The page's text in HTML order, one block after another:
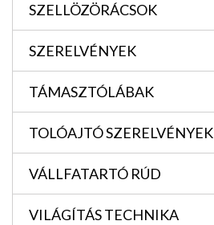
SZELLÖZÖRÁCSOK
SZERELVÉNYEK
TÁMASZTÓLÁBAK
TOLÓAJTÓ SZERELVÉNYEK
VÁLLFATARTÓ RÚD
VILÁGÍTÁS TECHNIKA